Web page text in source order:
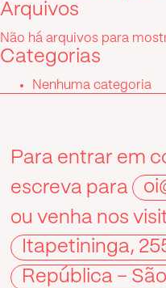
Arquivos
Não há arquivos para
Categorias
Nenhuma categoria
Para entrar em
escreva para
ou venha nos
Itapetininga,
República –